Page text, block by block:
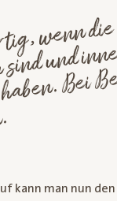
ist
kann man nun